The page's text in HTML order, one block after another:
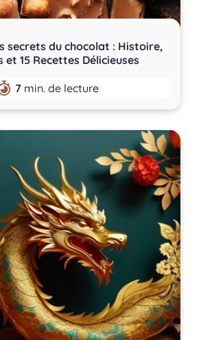
secrets du chocolat : Histoire,
et 15 Recettes Délicieuses
7min. de lecture